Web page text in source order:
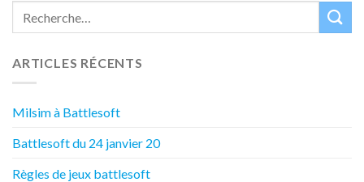
ARTICLES RÉCENTS
Milsim à Battlesoft
Battlesoft du 24 janvier 20
Règles de jeux battlesoft